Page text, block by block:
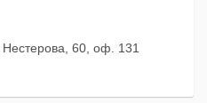
60, оф. 131